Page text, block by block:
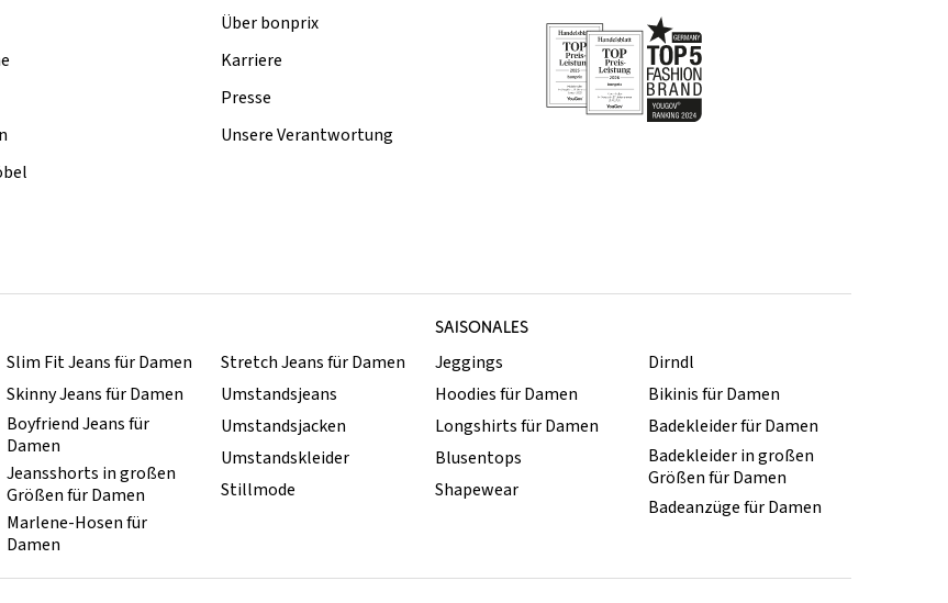
Über bonprix
Karriere
Presse
Unsere Verantwortung
SAISONALES
Slim Fit Jeans für Damen
Skinny Jeans für Damen
Boyfriend Jeans für
Damen
Jeansshorts in großen
Größen für Damen
Marlene-Hosen für
Damen
Stretch Jeans für Damen
Umstandsjeans
Umstandsjacken
Umstandskleider
Stillmode
Jeggings
Hoodies für Damen
Longshirts für Damen
Blusentops
Shapewear
Dirndl
Bikinis für Damen
Badekleider für Damen
Badekleider in großen
Größen für Damen
Badeanzüge für Damen